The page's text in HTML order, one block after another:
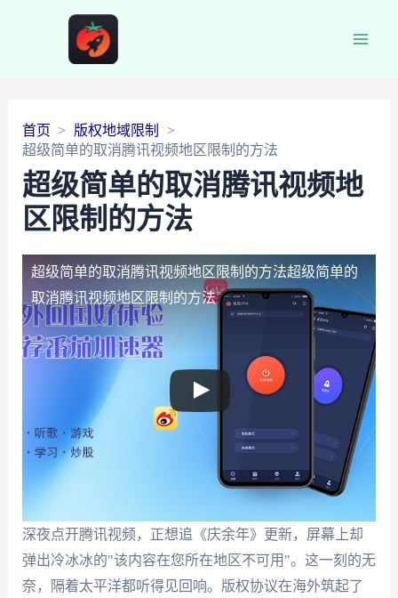
首页
版权地域限制
超级简单的取消腾讯视频地区限制的方法
超级简单的取消腾讯视频地
区限制的方法
超级简单的取消腾讯视频地区限制的方法超级简单的
取消腾讯视频地区限制的方法
深夜点开腾讯视频，正想追《庆余年》更新，屏幕上却
弹出冷冰冰的"该内容在您所在地区不可用"。这一刻的无
奈，隔着太平洋都听得见回响。版权协议在海外筑起了